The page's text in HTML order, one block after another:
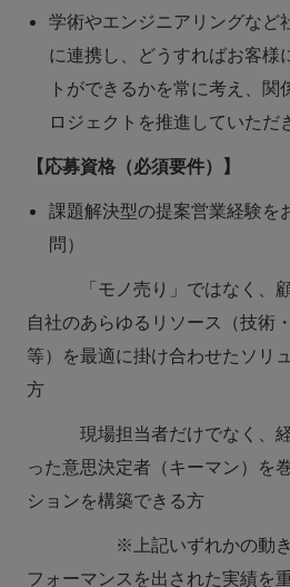
学術やエンジニアリングなど
に連携し、どうすればお客様
トができるかを常に考え、
ロジェクトを推進していただ
【応募資格（必須要件）】
課題解決型の提案営業経験を
問）
「モノ売り」ではなく、顧
自社のあらゆるリソース（技術
等）を最適に掛け合わせたソリ
方
現場担当者だけでなく、経
った意思決定者（キーマン）を
ションを構築できる方
※上記いずれかの動き方
フォーマンスを出された実績を